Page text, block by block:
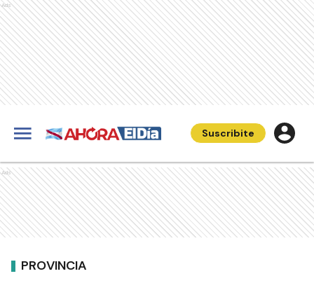
Ads
Suscribite
Ads
PROVINCIA